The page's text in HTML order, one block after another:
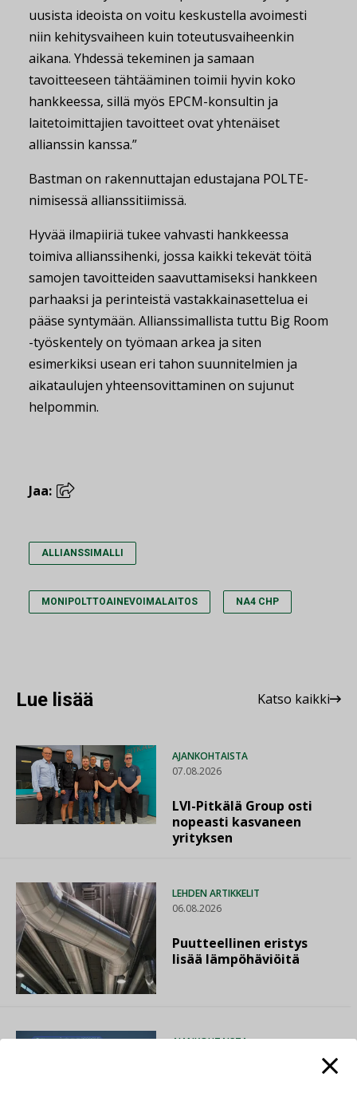
uusista ideoista on voitu keskustella avoimesti
niin kehitysvaiheen kuin toteutusvaiheenkin
aikana. Yhdessä tekeminen ja samaan
tavoitteeseen tähtääminen toimii hyvin koko
hankkeessa, sillä myös EPCM-konsultin ja
laitetoimittajien tavoitteet ovat yhtenäiset
allianssin kanssa.”
Bastman on rakennuttajan edustajana POLTE-
nimisessä allianssitiimissä.
Hyvää ilmapiiriä tukee vahvasti hankkeessa
toimiva allianssihenki, jossa kaikki tekevät töitä
samojen tavoitteiden saavuttamiseksi hankkeen
parhaaksi ja perinteistä vastakkainasettelua ei
pääse syntymään. Allianssimallista tuttu Big Room
-työskentely on työmaan arkea ja siten
esimerkiksi usean eri tahon suunnitelmien ja
aikataulujen yhteensovittaminen on sujunut
helpommin.
Jaa:
ALLIANSSIMALLI
MONIPOLTTOAINEVOIMALAITOS NA4 CHP
Lue lisää Katso kaikki
AJANKOHTAISTA
07.08.2026
LVI-Pitkälä Group osti
nopeasti kasvaneen
yrityksen
LEHDEN ARTIKKELIT
06.08.2026
Puutteellinen eristys
lisää lämpöhäviöitä
AJANKOHTAISTA